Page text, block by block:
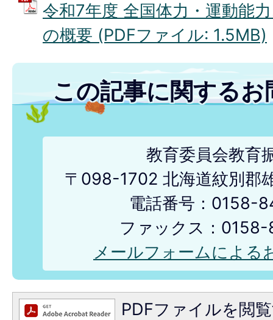
令和7年度 全国体力・運動能
の概要 (PDFファイル: 1.5MB)
この記事に関する
教育委員会教育
〒098-1702 北海道紋別郡
電話番号：0158-
ファックス：
メールフォームによる
PDFファイルを閲